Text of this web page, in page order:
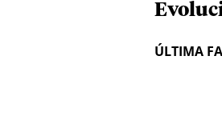
ÚLTIMA